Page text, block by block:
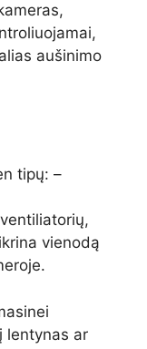
aušinimo
tipų: –
vienodą
lentynas ar